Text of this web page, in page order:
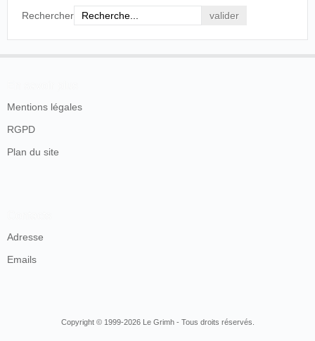
Rechercher
Mentions légales
RGPD
Plan du site
Adresse
Emails
Copyright © 1999-2026 Le Grimh - Tous droits réservés.